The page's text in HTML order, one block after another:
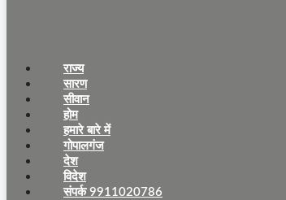
राज्य
सारण
सीवान
होम
हमारे बारे में
गोपालगंज
देश
विदेश
संपर्क 9911020786